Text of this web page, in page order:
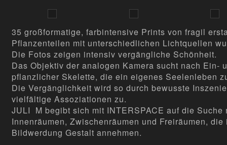
35 großformatige, farbintensive Prints von fragil
Pflanzenteilen mit unterschiedlichen Lichtquellen
Die Fotos zeigen intensiv vergängliche Schönheit.
Das Objektiv der analogen Kamera sucht nach Ein-
pflanzlicher Skelette, die ein eigenes Seelenleben
Die Vergänglichkeit wird so durch bewusste
vielfältige Assoziationen zu.
JULI M begibt sich mit INTERSPACE auf die Suche
Innenräumen, Zwischenräumen und Freiräumen,
Bildwerdung Gestalt annehmen.